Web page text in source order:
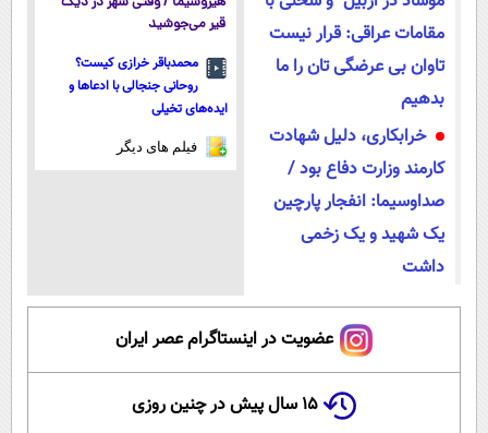
مقامات عراقی: قرار نیست
تاوان بی عرضگی تان را ما
بدهیم
خرابکاری، دلیل شهادت
کارمند وزارت دفاع بود /
صداوسیما: انفجار پارچین
یک شهید و یک زخمی
داشت
قیر می‌جوشید
محمدباقر خرازی کیست؟
روحانی جنجالی با ادعاها و
ایده‌های تخیلی
فیلم های دیگر
عضویت در اینستاگرام عصر ایران
۱۵ سال پیش در چنین روزی